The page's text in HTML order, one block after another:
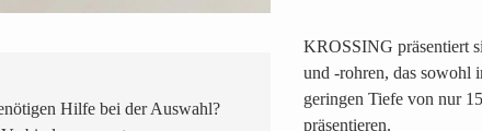
Hilfe bei der Auswahl?
KROSSING präsentiert
und -rohren, das sowohl
geringen Tiefe von nur
präsentieren.